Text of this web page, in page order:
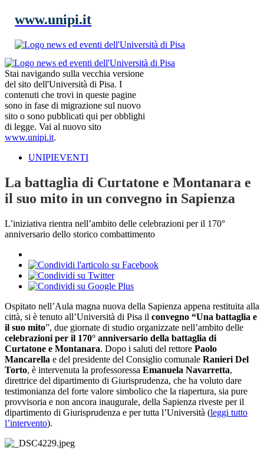
www.unipi.it
Stai navigando sulla vecchia versione
del sito dell'Università di Pisa. I
contenuti che trovi in queste pagine
sono in fase di migrazione sul nuovo
sito o sono pubblicati qui per obblighi
di legge. Vai al nuovo sito
www.unipi.it.
UNIPIEVENTI
La battaglia di Curtatone e Montanara e
il suo mito in un convegno in Sapienza
L’iniziativa rientra nell’ambito delle celebrazioni per il 170°
anniversario dello storico combattimento
Ospitato nell’Aula magna nuova della Sapienza appena restituita alla
città, si è tenuto all’Università di Pisa il convegno “Una battaglia e
il suo mito”, due giornate di studio organizzate nell’ambito delle
celebrazioni per il 170° anniversario della battaglia di
Curtatone e Montanara. Dopo i saluti del rettore Paolo
Mancarella e del presidente del Consiglio comunale Ranieri Del
Torto, è intervenuta la professoressa Emanuela Navarretta,
direttrice del dipartimento di Giurisprudenza, che ha voluto dare
testimonianza del forte valore simbolico che la riapertura, sia pure
provvisoria e non ancora inaugurale, della Sapienza riveste per il
dipartimento di Giurisprudenza e per tutta l’Università (leggi tutto
l’intervento).